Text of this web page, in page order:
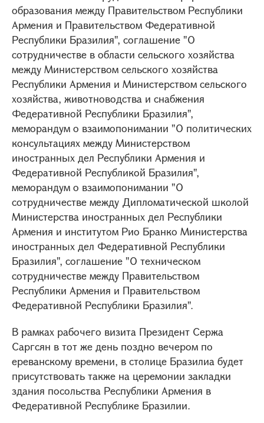
образования между Правительством Республики
Армения и Правительством Федеративной
Республики Бразилия", соглашение "О
сотрудничестве в области сельского хозяйства
между Министерством сельского хозяйства
Республики Армения и Министерством сельского
хозяйства, животноводства и снабжения
Федеративной Республики Бразилия",
меморандум о взаимопонимании "О политических
консультациях между Министерством
иностранных дел Республики Армения и
Федеративной Республикой Бразилия",
меморандум о взаимопонимании "О
сотрудничестве между Дипломатической школой
Министерства иностранных дел Республики
Армения и институтом Рио Бранко Министерства
иностранных дел Федеративной Республики
Бразилия", соглашение "О техническом
сотрудничестве между Правительством
Республики Армения и Правительством
Федеративной Республики Бразилия".
В рамках рабочего визита Президент Сержа
Саргсян в тот же день поздно вечером по
ереванскому времени, в столице Бразилиа будет
присутствовать также на церемонии закладки
здания посольства Республики Армения в
Федеративной Республике Бразилии.